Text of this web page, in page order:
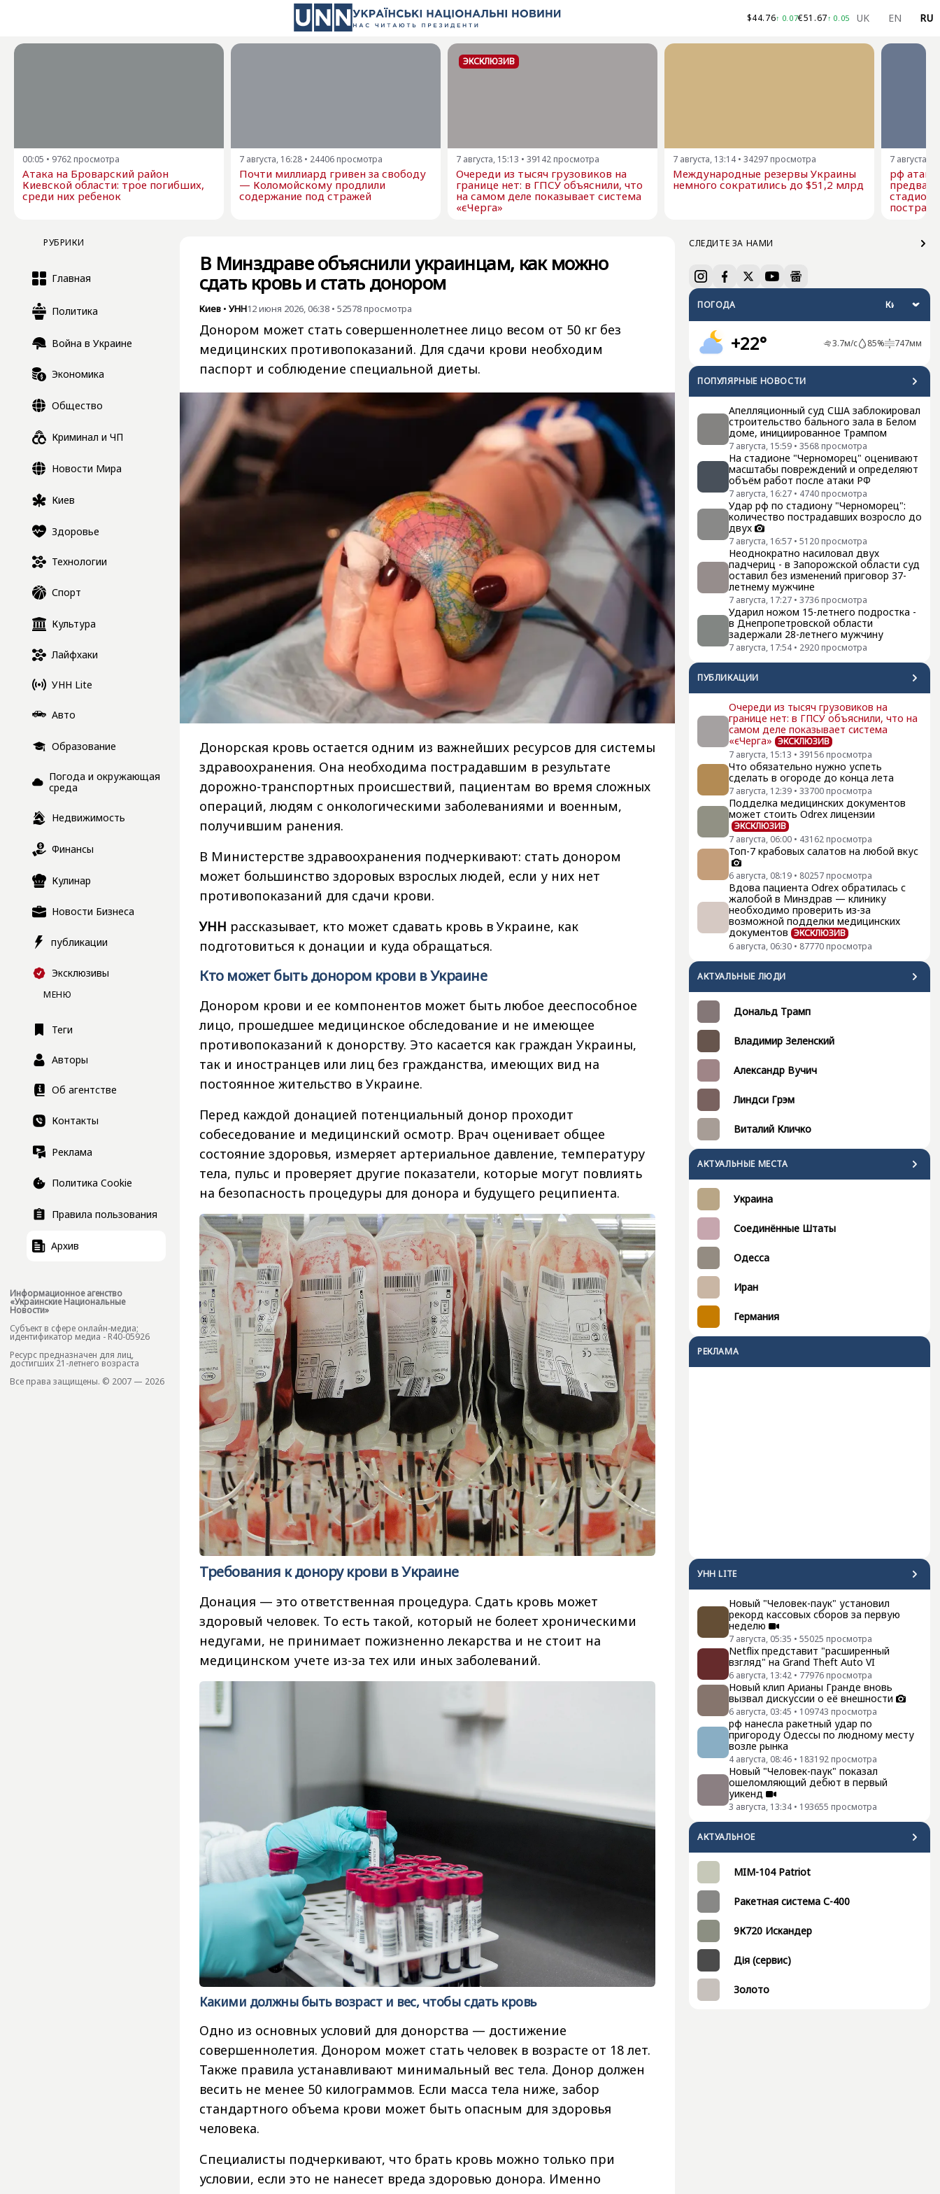
$44.76↑ 0.07€51.67↑ 0.05 UK EN RU
00:05 • 9762 просмотра
Атака на Броварский район
Киевской области: трое погибших,
среди них ребенок
7 августа, 16:28 • 24406 просмотра
Почти миллиард гривен за свободу
— Коломойскому продлили
содержание под стражей
ЭКСКЛЮЗИВ
7 августа, 15:13 • 39142 просмотра
Очереди из тысяч грузовиков на
границе нет: в ГПСУ объяснили, что
на самом деле показывает система
«єЧерга»
7 августа, 13:14 • 34297 просмотра
Международные резервы Украины
немного сократились до $51,2 млрд
7 августа,
рф
стадион
РУБРИКИ
Главная
Политика
Война в Украине
Экономика
Общество
Криминал и ЧП
Новости Мира
Киев
Здоровье
Технологии
Спорт
Культура
Лайфхаки
УНН Lite
Авто
Образование
Погода и окружающая
среда
Недвижимость
Финансы
Кулинар
Новости Бизнеса
публикации
Эксклюзивы
МЕНЮ
Теги
Авторы
Об агентстве
Контакты
Реклама
Политика Cookie
Правила пользования
Архив
Информационное агенство
«Украинские Национальные
Новости»
Субъект в сфере онлайн-медиа;
идентификатор медиа - R40-05926
Ресурс предназначен для лиц,
достигших 21-летнего возраста
Все права защищены. © 2007 — 2026
СЛЕДИТЕ ЗА НАМИ
ПОГОДА
+22° 3.7м/с 85% 747мм
ПОПУЛЯРНЫЕ НОВОСТИ
Апелляционный суд США заблокировал
строительство бального зала в Белом
доме, инициированное Трампом
7 августа, 15:59 • 3568 просмотра
На стадионе "Черноморец" оценивают
масштабы повреждений и определяют
объём работ после атаки РФ
7 августа, 16:27 • 4740 просмотра
Удар рф по стадиону "Черноморец":
количество пострадавших возросло до
двух
7 августа, 16:57 • 5120 просмотра
Неоднократно насиловал двух
падчериц - в Запорожской области суд
оставил без изменений приговор 37-
летнему мужчине
7 августа, 17:27 • 3736 просмотра
Ударил ножом 15-летнего подростка -
в Днепропетровской области
задержали 28-летнего мужчину
7 августа, 17:54 • 2920 просмотра
ПУБЛИКАЦИИ
Очереди из тысяч грузовиков на
границе нет: в ГПСУ объяснили, что на
самом деле показывает система
«єЧерга» ЭКСКЛЮЗИВ
7 августа, 15:13 • 39156 просмотра
Что обязательно нужно успеть
сделать в огороде до конца лета
7 августа, 12:39 • 33700 просмотра
Подделка медицинских документов
может стоить Odrex лицензии
ЭКСКЛЮЗИВ
7 августа, 06:00 • 43162 просмотра
Топ-7 крабовых салатов на любой вкус
6 августа, 08:19 • 80257 просмотра
Вдова пациента Odrex обратилась с
жалобой в Минздрав — клинику
необходимо проверить из-за
возможной подделки медицинских
документов ЭКСКЛЮЗИВ
6 августа, 06:30 • 87770 просмотра
АКТУАЛЬНЫЕ ЛЮДИ
Дональд Трамп
Владимир Зеленский
Александр Вучич
Линдси Грэм
Виталий Кличко
АКТУАЛЬНЫЕ МЕСТА
Украина
Соединённые Штаты
Одесса
Иран
Германия
РЕКЛАМА
УНН LITE
Новый "Человек-паук" установил
рекорд кассовых сборов за первую
неделю
7 августа, 05:35 • 55025 просмотра
Netflix представит "расширенный
взгляд" на Grand Theft Auto VI
6 августа, 13:42 • 77976 просмотра
Новый клип Арианы Гранде вновь
вызвал дискуссии о её внешности
6 августа, 03:45 • 109743 просмотра
рф нанесла ракетный удар по
пригороду Одессы по людному месту
возле рынка
4 августа, 08:46 • 183192 просмотра
Новый "Человек-паук" показал
ошеломляющий дебют в первый
уикенд
3 августа, 13:34 • 193655 просмотра
АКТУАЛЬНОЕ
MIM-104 Patriot
Ракетная система С-400
9К720 Искандер
Дія (сервис)
Золото
В Минздраве объяснили украинцам, как можно
сдать кровь и стать донором
Киев • УНН12 июня 2026, 06:38 • 52578просмотра
Донором может стать совершеннолетнее лицо весом от 50 кг без
медицинских противопоказаний. Для сдачи крови необходим
паспорт и соблюдение специальной диеты.
Донорская кровь остается одним из важнейших ресурсов для системы
здравоохранения. Она необходима пострадавшим в результате
дорожно-транспортных происшествий, пациентам во время сложных
операций, людям с онкологическими заболеваниями и военным,
получившим ранения.
В Министерстве здравоохранения подчеркивают: стать донором
может большинство здоровых взрослых людей, если у них нет
противопоказаний для сдачи крови.
УНН рассказывает, кто может сдавать кровь в Украине, как
подготовиться к донации и куда обращаться.
Кто может быть донором крови в Украине
Донором крови и ее компонентов может быть любое дееспособное
лицо, прошедшее медицинское обследование и не имеющее
противопоказаний к донорству. Это касается как граждан Украины,
так и иностранцев или лиц без гражданства, имеющих вид на
постоянное жительство в Украине.
Перед каждой донацией потенциальный донор проходит
собеседование и медицинский осмотр. Врач оценивает общее
состояние здоровья, измеряет артериальное давление, температуру
тела, пульс и проверяет другие показатели, которые могут повлиять
на безопасность процедуры для донора и будущего реципиента.
Требования к донору крови в Украине
Донация — это ответственная процедура. Сдать кровь может
здоровый человек. То есть такой, который не болеет хроническими
недугами, не принимает пожизненно лекарства и не стоит на
медицинском учете из-за тех или иных заболеваний.
Какими должны быть возраст и вес, чтобы сдать кровь
Одно из основных условий для донорства — достижение
совершеннолетия. Донором может стать человек в возрасте от 18 лет.
Также правила устанавливают минимальный вес тела. Донор должен
весить не менее 50 килограммов. Если масса тела ниже, забор
стандартного объема крови может быть опасным для здоровья
человека.
Специалисты подчеркивают, что брать кровь можно только при
условии, если это не нанесет вреда здоровью донора. Именно